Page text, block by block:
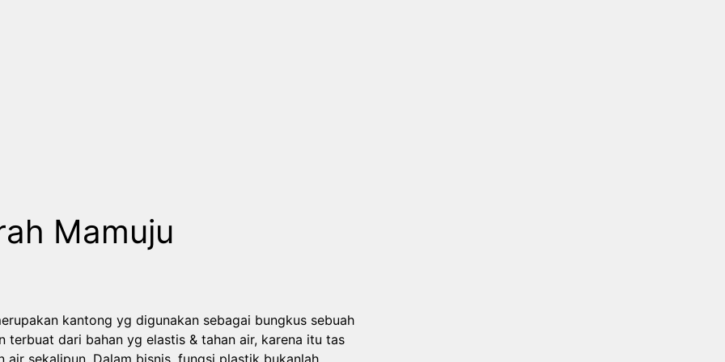
Mamuju
kantong yg digunakan sebagai bungkus sebuah
terbuat dari bahan yg elastis & tahan air, karena itu tas